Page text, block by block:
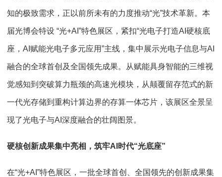
知的极致需求，正以前所未有的力度推动“光”技术革新。本
届光博会特设 “光+AI”特色展区，紧扣“光电子打造AI硬核底
座，AI赋能光电子多元应用”主线，集中展示光电子信息与AI
融合的全球首创及全国领先成果。从赋能具身智能的三维视
觉感知到突破算力瓶颈的高速光模块，从颠覆留存范式的新
一代光存储到重构计算边界的存算一体芯片，该展区全景呈
现了光电子与AI深度融合的壮阔图景。
硬核创新成果集中亮相，筑牢AI时代“光底座”
在“光+AI”特色展区，一批全球首创、全国领先的创新成果集